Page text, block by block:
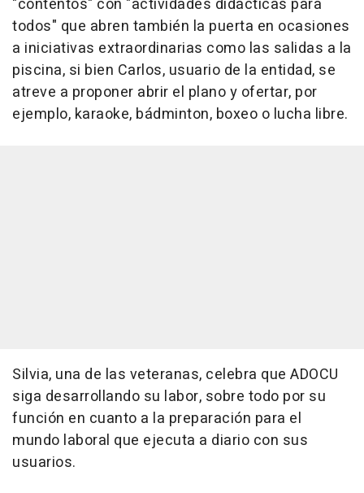
"contentos" con "actividades didácticas para
todos" que abren también la puerta en ocasiones
a iniciativas extraordinarias como las salidas a la
piscina, si bien Carlos, usuario de la entidad, se
atreve a proponer abrir el plano y ofertar, por
ejemplo, karaoke, bádminton, boxeo o lucha libre.
Silvia, una de las veteranas, celebra que ADOCU
siga desarrollando su labor, sobre todo por su
función en cuanto a la preparación para el
mundo laboral que ejecuta a diario con sus
usuarios.